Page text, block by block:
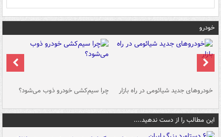
خودرو
خودروهای جدید شیائومی در راه بازار چرا سیم‌کشی خودرو ذوب می‌شود؟
این مطالب را از دست ندهید....